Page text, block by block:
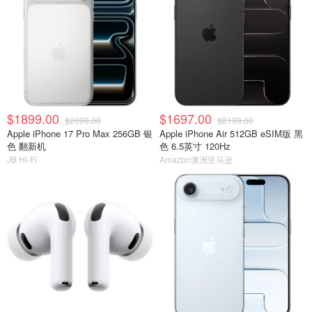
$1899.00 $2099.00
Apple iPhone 17 Pro Max 256GB 银
色 翻新机
JB Hi-Fi
$1697.00 $2199.00
Apple iPhone Air 512GB eSIM版 黑
色 6.5英寸 120Hz
Amazon澳洲亚马逊